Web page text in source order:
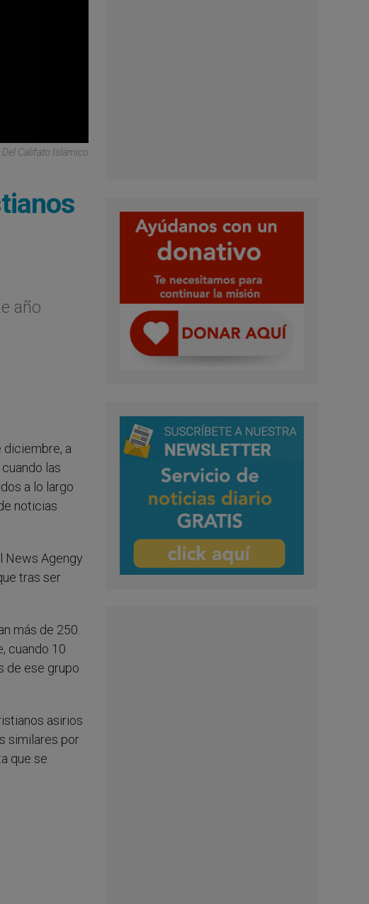
Del Califato Islámico
año
diciembre, a
las
a lo largo
noticias
News Agengy
tras ser
más de 250.
cuando 10
de ese grupo
asirios
similares por
que se